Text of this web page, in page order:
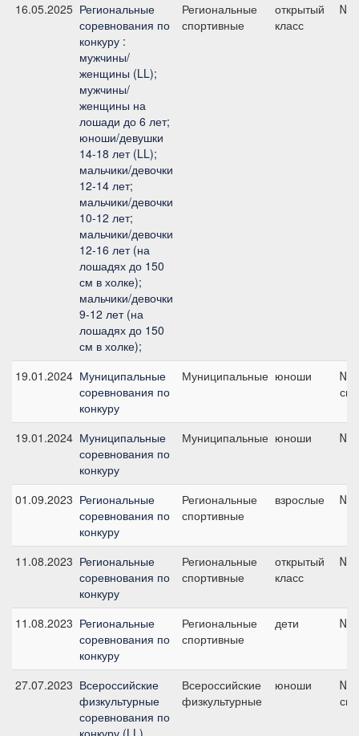
16.05.2025 Региональные
соревнования по
конкуру :
мужчины/
женщины (LL);
мужчины/
женщины на
лошади до 6 лет;
юноши/девушки
14-18 лет (LL);
мальчики/девочки
12-14 лет;
мальчики/девочки
10-12 лет;
мальчики/девочки
12-16 лет (на
лошадях до 150
см в холке);
мальчики/девочки
9-12 лет (на
лошадях до 150
см в холке);
Региональные
спортивные
открытый
класс
19.01.2024 Муниципальные
соревнования по
конкуру
Муниципальные юноши
см
19.01.2024 Муниципальные
соревнования по
конкуру
Муниципальные юноши
01.09.2023 Региональные
соревнования по
конкуру
Региональные
спортивные
взрослые
11.08.2023 Региональные
соревнования по
конкуру
Региональные
спортивные
открытый
класс
11.08.2023 Региональные
соревнования по
конкуру
Региональные
спортивные
дети
27.07.2023 Всероссийские
физкультурные
соревнования по
конкуру (LL),
Всероссийские
физкультурные
юноши
см